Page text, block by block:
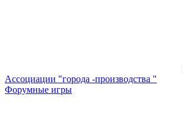
Ассоциации "города -производства "
Форумные игры